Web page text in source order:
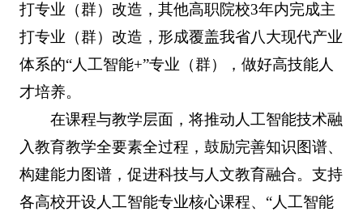
打专业（群）改造，其他高职院校3年内完成主
打专业（群）改造，形成覆盖我省八大现代产业
体系的“人工智能+”专业（群），做好高技能人
才培养。
在课程与教学层面，将推动人工智能技术融
入教育教学全要素全过程，鼓励完善知识图谱、
构建能力图谱，促进科技与人文教育融合。支持
各高校开设人工智能专业核心课程、“人工智能